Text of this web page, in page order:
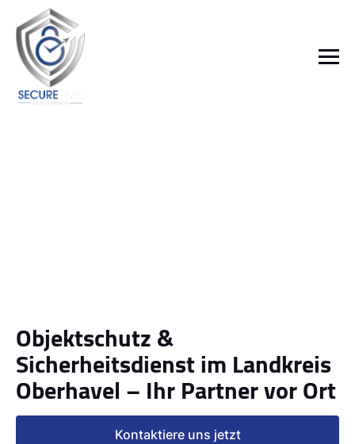
Objektschutz &
Sicherheitsdienst im Landkreis
Oberhavel – Ihr Partner vor Ort
Kontaktiere uns jetzt